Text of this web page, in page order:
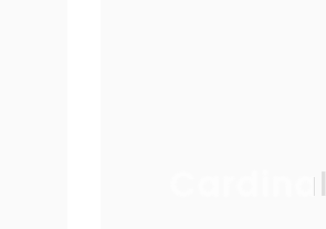
Cardinal